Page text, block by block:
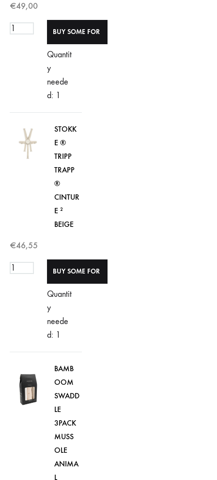
€49,00
Quantit
y
neede
d: 1
STOKK
E ®
TRIPP
TRAPP
®
CINTUR
E ²
BEIGE
€46,55
Quantit
y
neede
d: 1
BAMB
OOM
SWADD
LE
3PACK
MUSS
OLE
ANIMA
L